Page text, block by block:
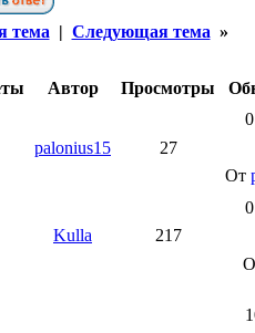
тема | Следующая тема »
Автор Просмотры
palonius15 27
От
Kulla 217